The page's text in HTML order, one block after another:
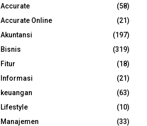
Accurate
(58)
Accurate Online
(21)
Akuntansi
(197)
Bisnis
(319)
Fitur
(18)
Informasi
(21)
keuangan
(63)
Lifestyle
(10)
Manajemen
(33)